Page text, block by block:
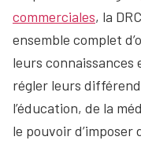
commerciales, la
ensemble complet
leurs connaissances
régler leurs
l’éducation, de la
le pouvoir